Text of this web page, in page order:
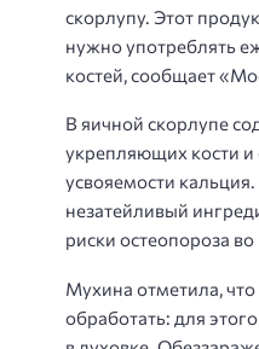
скорлупу. Этот
нужно употреблять
костей, сообщает
В яичной скорлупе
укрепляющих кости
усвояемости
незатейливый
риски остеопороза
Мухина отметила,
обработать: для